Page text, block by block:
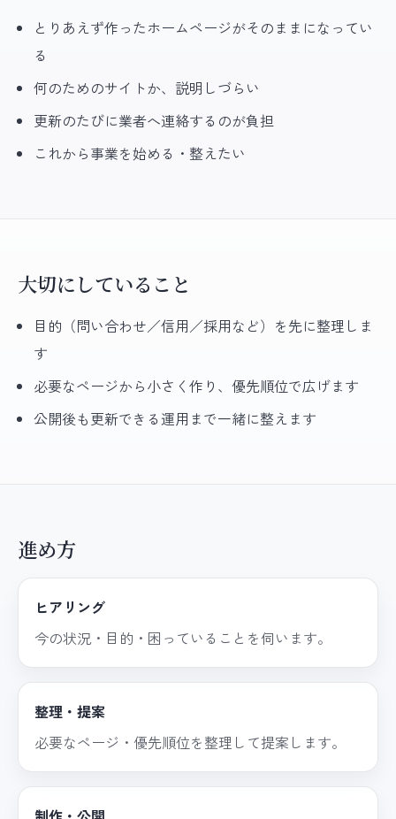
とりあえず作ったホームページがそのままになってい
る
何のためのサイトか、説明しづらい
更新のたびに業者へ連絡するのが負担
これから事業を始める・整えたい
大切にしていること
目的（問い合わせ／信用／採用など）を先に整理しま
す
必要なページから小さく作り、優先順位で広げます
公開後も更新できる運用まで一緒に整えます
進め方
ヒアリング
今の状況・目的・困っていることを伺います。
整理・提案
必要なページ・優先順位を整理して提案します。